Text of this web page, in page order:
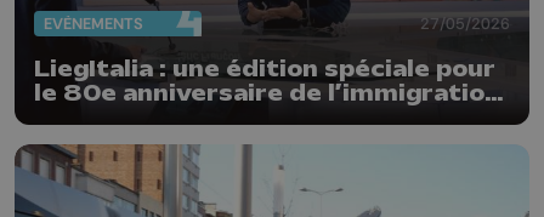
EVÈNEMENTS 27/05/2026
LiegItalia : une édition spéciale pour
le 80e anniversaire de l’immigration